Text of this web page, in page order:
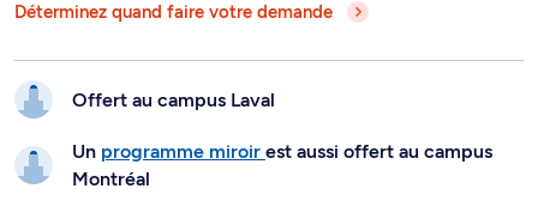
Déterminez quand faire votre demande
Offert au campus Laval
Un programme miroir est aussi offert au campus
Montréal